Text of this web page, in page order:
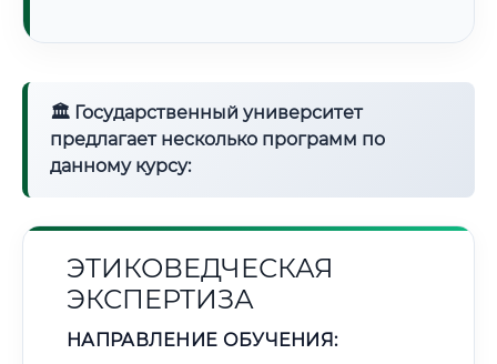
🏛 Государственный университет
предлагает несколько программ по
данному курсу:
ЭТИКОВЕДЧЕСКАЯ
ЭКСПЕРТИЗА
НАПРАВЛЕНИЕ ОБУЧЕНИЯ: